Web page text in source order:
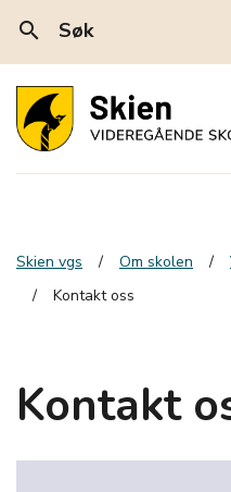
search Søk
Skien vgs Om skolen
Kontakt oss
Kontakt